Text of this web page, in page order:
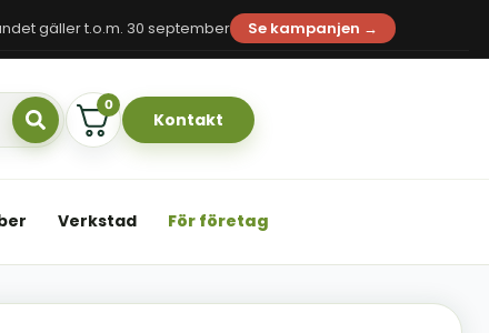
gäller t.o.m. 30 september Se kampanjen →
0
Kontakt
Verkstad För företag